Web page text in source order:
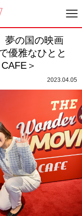
夢の国の映画
優雅なひとと
＞
2023.04.05